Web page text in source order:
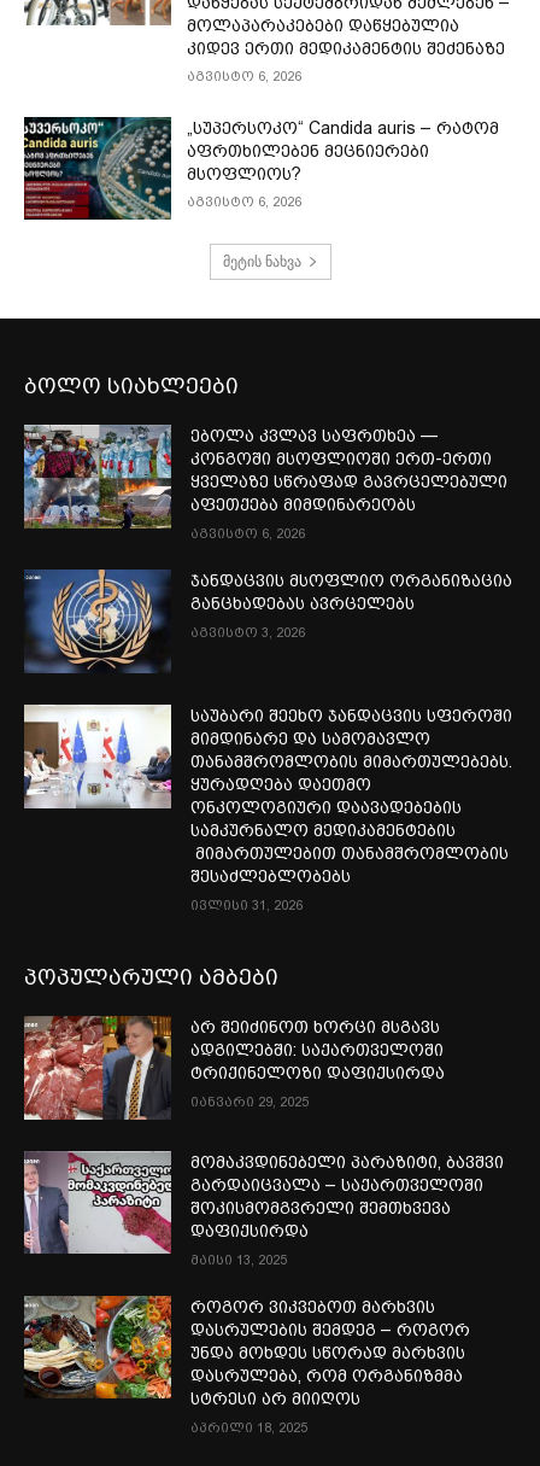
მოლაპარაკებები დაწყებულია
კიდევ ერთი მედიკამენტის შეძენაზე
აგვისტო 6, 2026
„სუპერსოკო“ Candida auris – რატომ
აფრთხილებენ მეცნიერები
მსოფლიოს?
აგვისტო 6, 2026
მეტის ნახვა
ბოლო სიახლეები
ებოლა კვლავ საფრთხეა —
კონგოში მსოფლიოში ერთ-ერთი
ყველაზე სწრაფად გავრცელებული
აფეთქება მიმდინარეობს
აგვისტო 6, 2026
ჯანდაცვის მსოფლიო ორგანიზაცია
განცხადებას ავრცელებს
აგვისტო 3, 2026
საუბარი შეეხო ჯანდაცვის სფეროში
მიმდინარე და სამომავლო
თანამშრომლობის მიმართულებებს.
ყურადღება დაეთმო
ონკოლოგიური დაავადებების
სამკურნალო მედიკამენტების
მიმართულებით თანამშრომლობის
შესაძლებლობებს
ივლისი 31, 2026
პოპულარული ამბები
არ შეიძინოთ ხორცი მსგავს
ადგილებში: საქართველოში
ტრიქინელოზი დაფიქსირდა
იანვარი 29, 2025
მომაკვდინებელი პარაზიტი, ბავშვი
გარდაიცვალა – საქართველოში
შოკისმომგვრელი შემთხვევა
დაფიქსირდა
მაისი 13, 2025
როგორ ვიკვებოთ მარხვის
დასრულების შემდეგ – როგორ
უნდა მოხდეს სწორად მარხვის
დასრულება, რომ ორგანიზმმა
სტრესი არ მიიღოს
აპრილი 18, 2025